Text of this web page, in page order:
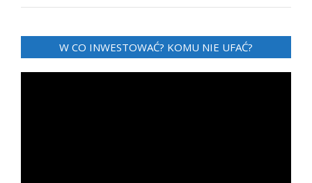
W CO INWESTOWAĆ? KOMU NIE UFAĆ?